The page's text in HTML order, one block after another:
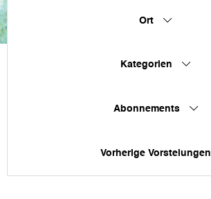
Ort
Kategorien
Abonnements
Vorherige Vorstelungen